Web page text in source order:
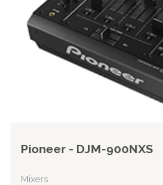
Pioneer - DJM-900NXS
Mixers